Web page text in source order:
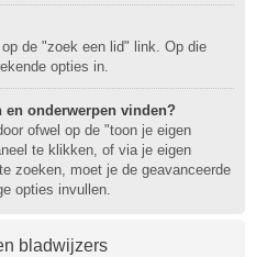
de "zoek een lid" link. Op die
opties in.
onderwerpen vinden?
ofwel op de "toon je eigen
te klikken, of via je eigen
zoeken, moet je de geavanceerde
opties invullen.
bladwijzers